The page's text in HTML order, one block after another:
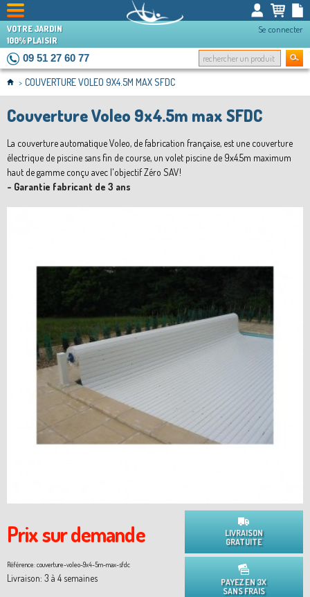
VOTRE JARDIN
100% PLAISIR
Se connecter
09 51 27 60 77
> COUVERTURE VOLEO 9X4.5M MAX SFDC
Couverture Voleo 9x4.5m max SFDC
La couverture automatique Voleo, de fabrication française, est une couverture
électrique de piscine sans fin de course, un volet piscine de 9x4.5m maximum
haut de gamme conçu avec l'objectif Zéro SAV!
- Garantie fabricant de 3 ans
LIVRAISON
GRATUITE
PAYEZ EN 3X
SANS FRAIS
Prix sur demande
Référence:couverture-voleo-9x4-5m-max-sfdc
Livraison: 3 à 4 semaines